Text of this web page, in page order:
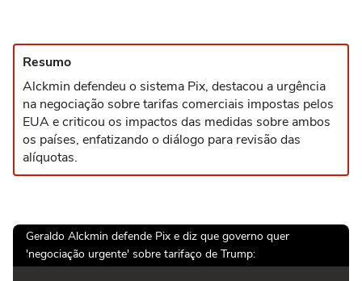
Resumo
Alckmin defendeu o sistema Pix, destacou a urgência
na negociação sobre tarifas comerciais impostas pelos
EUA e criticou os impactos das medidas sobre ambos
os países, enfatizando o diálogo para revisão das
alíquotas.
Geraldo Alckmin defende Pix e diz que governo quer
'negociação urgente' sobre tarifaço de Trump: